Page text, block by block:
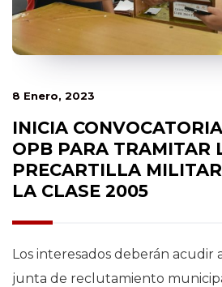
8 Enero, 2023
INICIA
OPB PARA TRAMITAR
PRECARTILLA
LA CLASE 2005
Los interesados deberán acudir
junta de reclutamiento